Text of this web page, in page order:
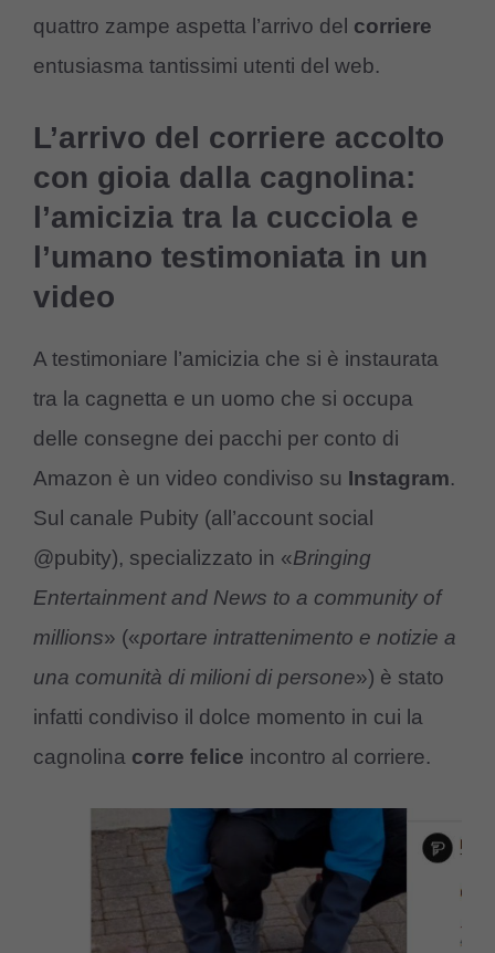
quattro zampe aspetta l’arrivo del corriere
entusiasma tantissimi utenti del web.
L’arrivo del corriere accolto
con gioia dalla cagnolina:
l’amicizia tra la cucciola e
l’umano testimoniata in un
video
A testimoniare l’amicizia che si è instaurata
tra la cagnetta e un uomo che si occupa
delle consegne dei pacchi per conto di
Amazon è un video condiviso su Instagram.
Sul canale Pubity (all’account social
@pubity), specializzato in «Bringing
Entertainment and News to a community of
millions» («portare intrattenimento e notizie a
una comunità di milioni di persone») è stato
infatti condiviso il dolce momento in cui la
cagnolina corre felice incontro al corriere.